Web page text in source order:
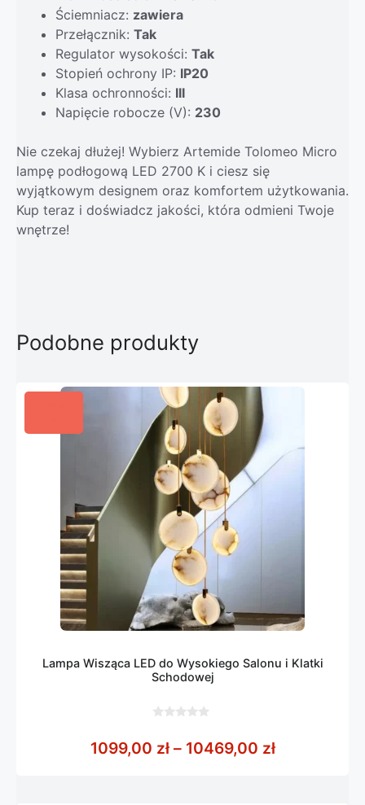
Ściemniacz: zawiera
Przełącznik: Tak
Regulator wysokości: Tak
Stopień ochrony IP: IP20
Klasa ochronności: III
Napięcie robocze (V): 230
Nie czekaj dłużej! Wybierz Artemide Tolomeo Micro
lampę podłogową LED 2700 K i ciesz się
wyjątkowym designem oraz komfortem użytkowania.
Kup teraz i doświadcz jakości, która odmieni Twoje
wnętrze!
Podobne produkty
Lampa Wisząca LED do Wysokiego Salonu i Klatki
Schodowej
5
1099,00 zł – 10469,00 złZakres